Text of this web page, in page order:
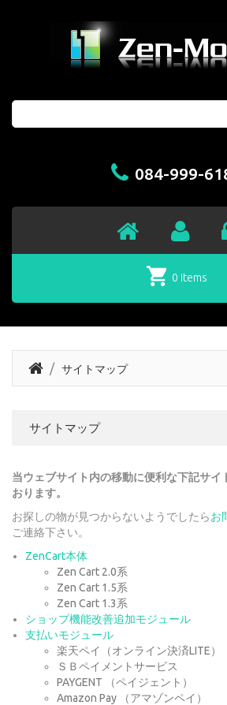
Search
084-999-
0 items
サイトマップ
サイトマップ
当ウェブサイト内の移動に便利な下記サイ
おります。
お探しの物が見つからないようでしたらお
ご連絡下さい。
ZenCart本体
Zen Cart 2.0系
Zen Cart 1.5系
Zen Cart 1.3系
ショップ機能改善追加モジュール
支払いモジュール
楽天ペイ（オンライン決済LITE）
ＳＢペイメントサービス
PAYGENT （ペイジェント）
Amazon Pay （アマゾンペイ）